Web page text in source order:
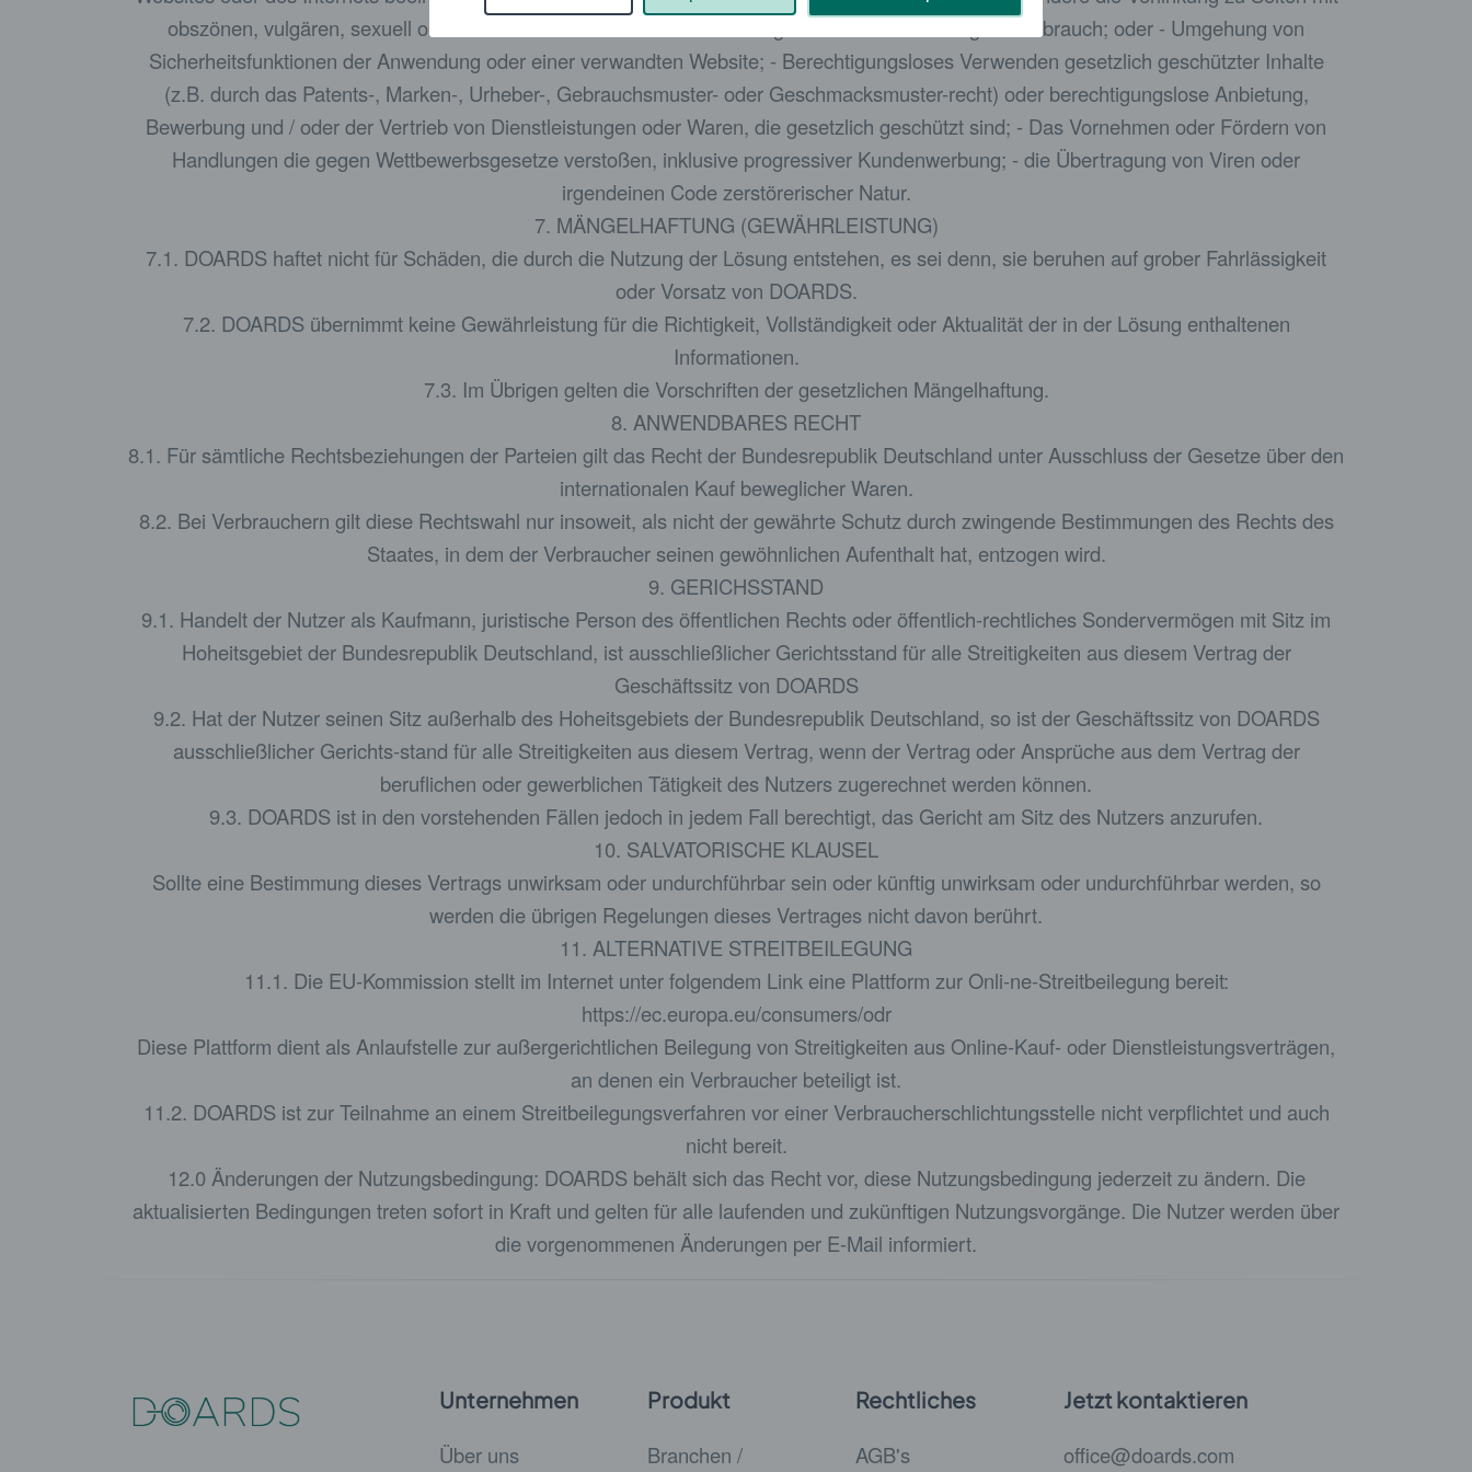
obszönen, vulgären, sexuell orientierten Inhalten oder Inhalte in Bezug zu Alkohol- oder Drogenmissbrauch; oder - Umgehung von
Sicherheitsfunktionen der Anwendung oder einer verwandten Website; - Berechtigungsloses Verwenden gesetzlich geschützter Inhalte
(z.B. durch das Patents-, Marken-, Urheber-, Gebrauchsmuster- oder Geschmacksmuster-recht) oder berechtigungslose Anbietung,
Bewerbung und / oder der Vertrieb von Dienstleistungen oder Waren, die gesetzlich geschützt sind; - Das Vornehmen oder Fördern von
Handlungen die gegen Wettbewerbsgesetze verstoßen, inklusive progressiver Kundenwerbung; - die Übertragung von Viren oder
irgendeinen Code zerstörerischer Natur.
7. MÄNGELHAFTUNG (GEWÄHRLEISTUNG)
7.1. DOARDS haftet nicht für Schäden, die durch die Nutzung der Lösung entstehen, es sei denn, sie beruhen auf grober Fahrlässigkeit
oder Vorsatz von DOARDS.
7.2. DOARDS übernimmt keine Gewährleistung für die Richtigkeit, Vollständigkeit oder Aktualität der in der Lösung enthaltenen
Informationen.
7.3. Im Übrigen gelten die Vorschriften der gesetzlichen Mängelhaftung.
8. ANWENDBARES RECHT
8.1. Für sämtliche Rechtsbeziehungen der Parteien gilt das Recht der Bundesrepublik Deutschland unter Ausschluss der Gesetze über den
internationalen Kauf beweglicher Waren.
8.2. Bei Verbrauchern gilt diese Rechtswahl nur insoweit, als nicht der gewährte Schutz durch zwingende Bestimmungen des Rechts des
Staates, in dem der Verbraucher seinen gewöhnlichen Aufenthalt hat, entzogen wird.
9. GERICHSSTAND
9.1. Handelt der Nutzer als Kaufmann, juristische Person des öffentlichen Rechts oder öffentlich-rechtliches Sondervermögen mit Sitz im
Hoheitsgebiet der Bundesrepublik Deutschland, ist ausschließlicher Gerichtsstand für alle Streitigkeiten aus diesem Vertrag der
Geschäftssitz von DOARDS
9.2. Hat der Nutzer seinen Sitz außerhalb des Hoheitsgebiets der Bundesrepublik Deutschland, so ist der Geschäftssitz von DOARDS
ausschließlicher Gerichts-stand für alle Streitigkeiten aus diesem Vertrag, wenn der Vertrag oder Ansprüche aus dem Vertrag der
beruflichen oder gewerblichen Tätigkeit des Nutzers zugerechnet werden können.
9.3. DOARDS ist in den vorstehenden Fällen jedoch in jedem Fall berechtigt, das Gericht am Sitz des Nutzers anzurufen.
10. SALVATORISCHE KLAUSEL
Sollte eine Bestimmung dieses Vertrags unwirksam oder undurchführbar sein oder künftig unwirksam oder undurchführbar werden, so
werden die übrigen Regelungen dieses Vertrages nicht davon berührt.
11. ALTERNATIVE STREITBEILEGUNG
11.1. Die EU-Kommission stellt im Internet unter folgendem Link eine Plattform zur Onli-ne-Streitbeilegung bereit:
https://ec.europa.eu/consumers/odr
Diese Plattform dient als Anlaufstelle zur außergerichtlichen Beilegung von Streitigkeiten aus Online-Kauf- oder Dienstleistungsverträgen,
an denen ein Verbraucher beteiligt ist.
11.2. DOARDS ist zur Teilnahme an einem Streitbeilegungsverfahren vor einer Verbraucherschlichtungsstelle nicht verpflichtet und auch
nicht bereit.
12.0 Änderungen der Nutzungsbedingung: DOARDS behält sich das Recht vor, diese Nutzungsbedingung jederzeit zu ändern. Die
aktualisierten Bedingungen treten sofort in Kraft und gelten für alle laufenden und zukünftigen Nutzungsvorgänge. Die Nutzer werden über
die vorgenommenen Änderungen per E-Mail informiert.
Unternehmen
Über uns
Produkt
Branchen /
Rechtliches
AGB's
Jetzt kontaktieren
office@doards.com